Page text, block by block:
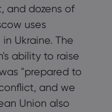
and dozens of
uses
Ukraine. The
ability to raise
"prepared to
and we
Union also